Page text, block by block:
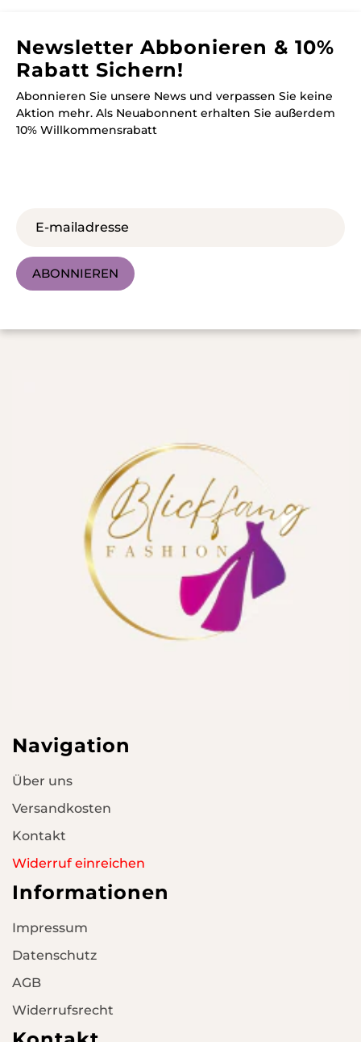
Newsletter Abbonieren & 10%
Rabatt Sichern!
Abonnieren Sie unsere News und verpassen Sie keine
Aktion mehr. Als Neuabonnent erhalten Sie außerdem
10% Willkommensrabatt
ABONNIEREN
Navigation
Über uns
Versandkosten
Kontakt
Widerruf einreichen
Informationen
Impressum
Datenschutz
AGB
Widerrufsrecht